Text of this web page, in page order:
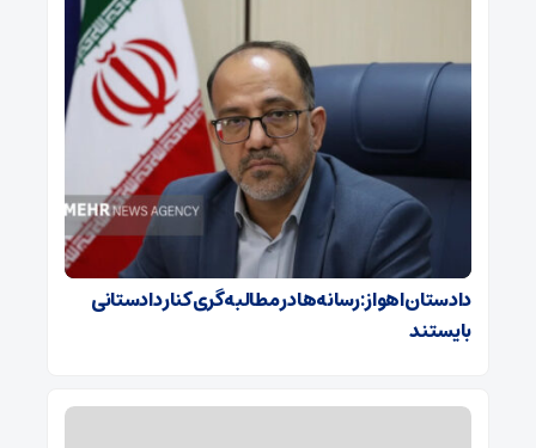
دادستان اهواز: رسانه‌ها در مطالبه گری کنار دادستانی
بایستند